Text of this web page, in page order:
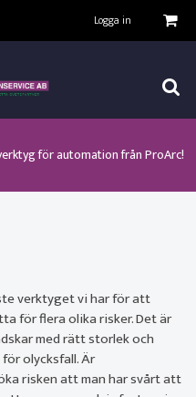
Logga in
nuvarande kampanjer!
för automation från ProArc!
och längdsvets från ProArc!
Rogue ET 230iP AC/DC!
T 223 AC/DC från Kemppi!
från ESAB EPR-X1.1!
MinarcMig 220 Auto från Kemppi!
verktyget vi har för att
för flera olika risker. Det är
med rätt storlek och
olycksfall. Är
risken att man har svårt att
TILL KASSAN